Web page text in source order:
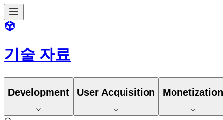
기술 자료
Development User Acquisition Monetization